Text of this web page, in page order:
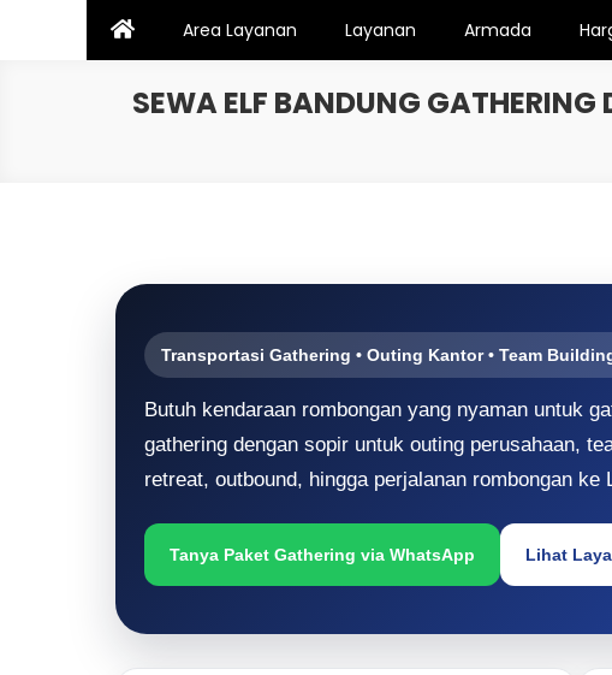
Area Layanan Layanan Armada
SEWA ELF BANDUNG
Transportasi Gathering • Outing Kantor • Team
Butuh kendaraan rombongan yang nyaman untuk
gathering dengan sopir untuk outing perusahaan,
retreat, outbound, hingga perjalanan rombongan
Tanya Paket Gathering via WhatsApp Lihat